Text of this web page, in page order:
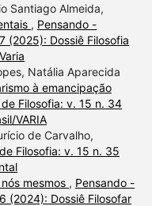
Santiago Almeida,
, Pensando -
(2025): Dossiê Filosofia
Natália Aparecida
à emancipação
Filosofia: v. 15 n. 34
VARIA
de Carvalho,
Filosofia: v. 15 n. 35
mesmos , Pensando -
(2024): Dossiê Filosofar